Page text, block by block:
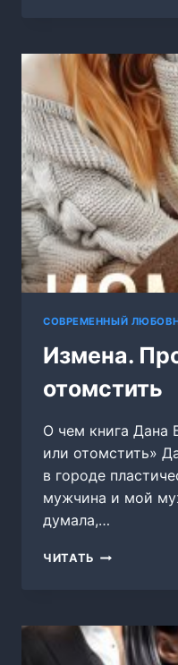
СОВРЕМЕННЫЙ
Измена.
отомстить
О чем книга Дана
или отомстить»
в городе
мужчина и мой
думала,…
ЧИТАТЬ ИЗМЕНА.